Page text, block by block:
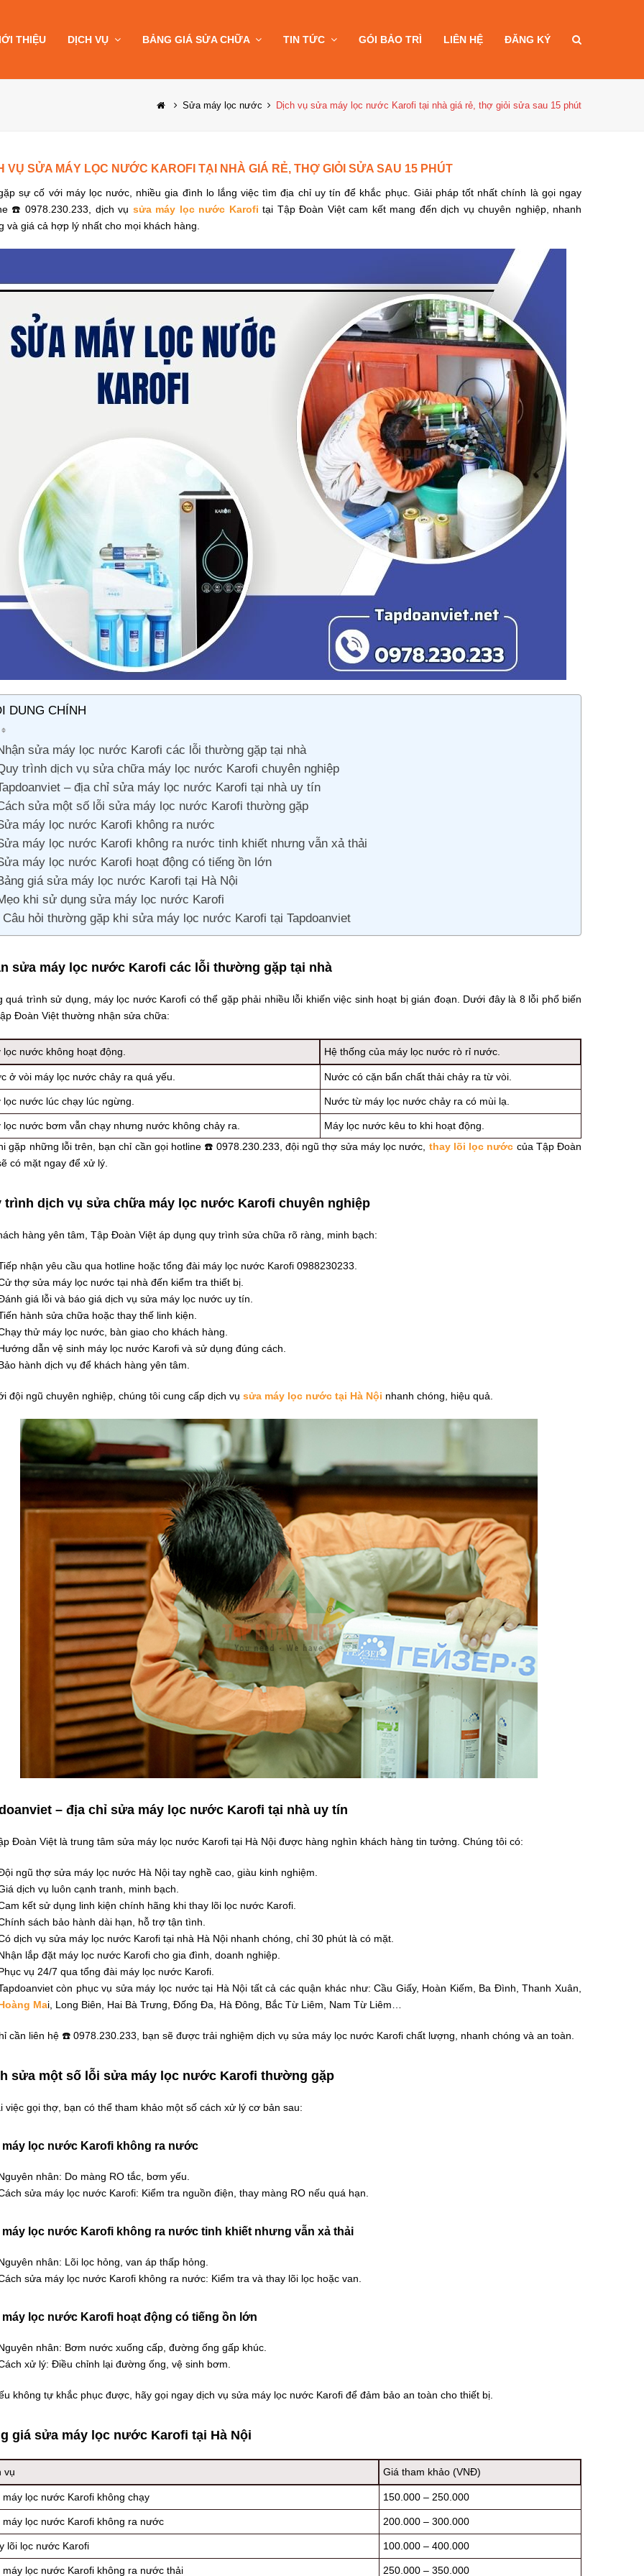
THIỆU DỊCH VỤ BẢNG GIÁ SỬA CHỮA TIN TỨC GÓI BẢO TRÌ LIÊN HỆ ĐĂNG KÝ
Sửa máy lọc nước Dịch vụ sửa máy lọc nước Karofi tại nhà giá rẻ, thợ giỏi sửa sau 15 phút
VỤ SỬA MÁY LỌC NƯỚC KAROFI TẠI NHÀ GIÁ RẺ, THỢ GIỎI SỬA SAU 15 PHÚT
sự cố với máy lọc nước, nhiều gia đình lo lắng việc tìm địa chỉ uy tín để khắc phục. Giải pháp tốt nhất chính là gọingay
☎️ 0978.230.233, dịch vụ sửa máy lọc nước Karofi tại Tập Đoàn Việt cam kết mang đến dịch vụ chuyên nghiệp, nhanh
và giá cả hợp lý nhất cho mọi khách hàng.
DUNG CHÍNH
sửa máy lọc nước Karofi các lỗi thường gặp tại nhà
trình dịch vụ sửa chữa máy lọc nước Karofi chuyên nghiệp
– địa chỉ sửa máy lọc nước Karofi tại nhà uy tín
sửa một số lỗi sửa máy lọc nước Karofi thường gặp
máy lọc nước Karofi không ra nước
máy lọc nước Karofi không ra nước tinh khiết nhưng vẫn xả thải
máy lọc nước Karofi hoạt động có tiếng ồn lớn
giá sửa máy lọc nước Karofi tại Hà Nội
khi sử dụng sửa máy lọc nước Karofi
Câu hỏi thường gặp khi sửa máy lọc nước Karofi tại Tapdoanviet
sửa máy lọc nước Karofi các lỗi thường gặp tại nhà
quá trình sử dụng, máy lọc nước Karofi có thể gặp phải nhiều lỗi khiến việc sinh hoạt bị gián đoạn. Dưới đây là 8 lỗi phổ biến
Đoàn Việt thường nhận sửa chữa:
lọc nước không hoạt động. Hệ thống của máy lọc nước rò rỉ nước.
ở vòi máy lọc nước chảy ra quá yếu. Nước có cặn bẩn chất thải chảy ra từ vòi.
lọc nước lúc chạy lúc ngừng. Nước từ máy lọc nước chảy ra có mùi lạ.
lọc nước bơm vẫn chạy nhưng nước không chảy ra.
Máy lọc nước kêu to khi hoạt động.
gặp những lỗi trên, bạn chỉ cần gọi hotline ☎️ 0978.230.233, đội ngũ thợ sửa máy lọc nước, thay lõi lọc nước của Tập Đoàn
có mặt ngay để xử lý.
trình dịch vụ sửa chữa máy lọc nước Karofi chuyên nghiệp
hàng yên tâm, Tập Đoàn Việt áp dụng quy trình sửa chữa rõ ràng, minh bạch:
nhận yêu cầu qua hotline hoặc tổng đài máy lọc nước Karofi 0988230233.
thợ sửa máy lọc nước tại nhà đến kiểm tra thiết bị.
giá lỗi và báo giá dịch vụ sửa máy lọc nước uy tín.
hành sửa chữa hoặc thay thế linh kiện.
thử máy lọc nước, bàn giao cho khách hàng.
dẫn vệ sinh máy lọc nước Karofi và sử dụng đúng cách.
hành dịch vụ để khách hàng yên tâm.
đội ngũ chuyên nghiệp, chúng tôi cung cấp dịch vụ sửa máy lọc nước tại Hà Nội nhanh chóng, hiệu quả.
– địa chỉ sửa máy lọc nước Karofi tại nhà uy tín
Đoàn Việt là trung tâm sửa máy lọc nước Karofi tại Hà Nội được hàng nghìn khách hàng tin tưởng. Chúng tôi có:
ngũ thợ sửa máy lọc nước Hà Nội tay nghề cao, giàu kinh nghiệm.
dịch vụ luôn cạnh tranh, minh bạch.
kết sử dụng linh kiện chính hãng khi thay lõi lọc nước Karofi.
sách bảo hành dài hạn, hỗ trợ tận tình.
dịch vụ sửa máy lọc nước Karofi tại nhà Hà Nội nhanh chóng, chỉ 30 phút là có mặt.
lắp đặt máy lọc nước Karofi cho gia đình, doanh nghiệp.
vụ 24/7 qua tổng đài máy lọc nước Karofi.
còn phục vụ sửa máy lọc nước tại Hà Nội tất cả các quận khác như: Cầu Giấy, Hoàn Kiếm, Ba Đình, Thanh Xuân,
Mai, Long Biên, Hai Bà Trưng, Đống Đa, Hà Đông , Bắc Từ Liêm, Nam Từ Liêm…
cần liên hệ ☎️ 0978.230.233, bạn sẽ được trải nghiệm dịch vụ sửa máy lọc nước Karofi chất lượng, nhanh chóng và an toàn.
sửa một số lỗi sửa máy lọc nước Karofi thường gặp
việc gọi thợ, bạn có thể tham khảo một số cách xử lý cơ bản sau:
lọc nước Karofi không ra nước
nhân: Do màng RO tắc, bơm yếu.
sửa máy lọc nước Karofi: Kiểm tra nguồn điện, thay màng RO nếu quá hạn.
lọc nước Karofi không ra nước tinh khiết nhưng vẫn xả thải
nhân: Lõi lọc hỏng, van áp thấp hỏng.
sửa máy lọc nước Karofi không ra nước: Kiểm tra và thay lõi lọc hoặc van.
lọc nước Karofi hoạt động có tiếng ồn lớn
nhân: Bơm nước xuống cấp, đường ống gấp khúc.
xử lý: Điều chỉnh lại đường ống, vệ sinh bơm.
không tự khắc phục được, hãy gọi ngay dịch vụ sửa máy lọc nước Karofi để đảm bảo an toàn cho thiết bị.
giá sửa máy lọc nước Karofi tại Hà Nội
vụ Giá tham khảo (VNĐ)
máy lọc nước Karofi không chạy 150.000 – 250.000
máy lọc nước Karofi không ra nước 200.000 – 300.000
lõi lọc nước Karofi 100.000 – 400.000
máy lọc nước Karofi không ra nước thải 250.000 – 350.000